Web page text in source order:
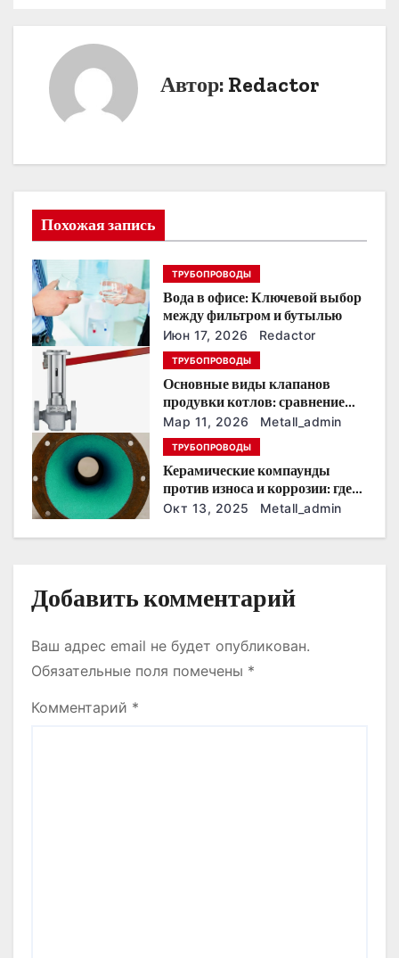
и
я
п
о
а
п
и
с
я
Автор: Redactor
Похожая запись
ТРУБОПРОВОДЫ
Вода в офисе: Ключевой выбор
между фильтром и бутылью
Июн 17, 2026 Redactor
ТРУБОПРОВОДЫ
Основные виды клапанов
продувки котлов: сравнение
устройств и характеристик
Мар 11, 2026 Metall_admin
ТРУБОПРОВОДЫ
Керамические компаунды
против износа и коррозии: где
они работают эффективнее
Окт 13, 2025 Metall_admin
Добавить комментарий
Ваш адрес email не будет опубликован.
Обязательные поля помечены *
Комментарий *